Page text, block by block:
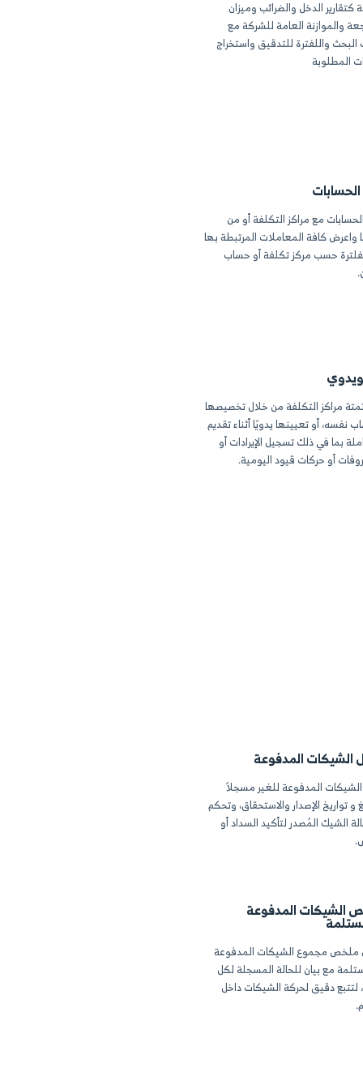
عملياتك، أو
الحالية أو أنشئ
داخل الدليل
دليل كامل، مع
الحسابات
والمدين
الختامية
بالحسابات
وميزان
المرتبطة بها
أو حساب
من خلال تخصيصها
يدويًا أثناء تقديم
الإيرادات أو